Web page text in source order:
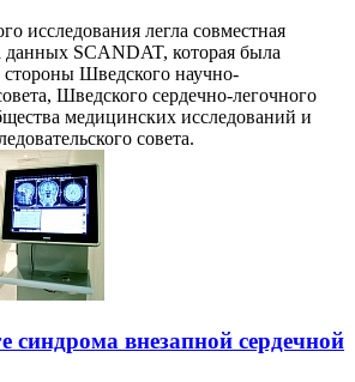
исследования легла совместная
данных SCANDAT, которая была
стороны Шведского научно-
Шведского сердечно-легочного
медицинских исследований и
совета.
внезапной сердечной